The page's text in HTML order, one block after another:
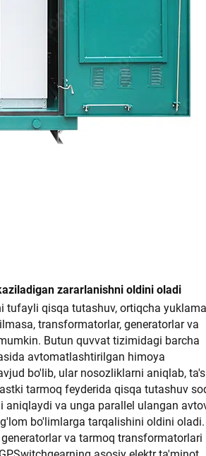
zararlanishni oldini oladi
qisqa tutashuv, ortiqcha
transformatorlar, generatorlar va
Butun quvvat tizimidagi barcha
avtomatlashtirilgan himoya
bo'lib, ular nosozliklarni aniqlab,
tarmoq feyderida qisqa tutashuv
aniqlaydi va unga parallel ulangan
bo'limlarga tarqalishini oldini oladi.
va tarmoq transformatorlari